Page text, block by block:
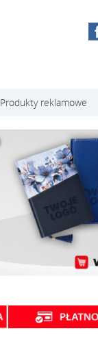
Produkty reklamowe